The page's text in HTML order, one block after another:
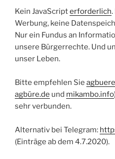
Kein JavaScripterforderlich.
Werbung, keine
Nur ein Fundus an
unsere Bürgerrechte. Und
unser Leben.
Bitte empfehlen Sie
agbüre.de und mikambo.info
sehr verbunden.
Alternativ bei Telegram:
(Einträge ab dem 4.7.2020).